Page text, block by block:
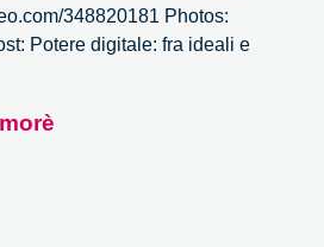
348820181 Photos:
Potere digitale: fra ideali e